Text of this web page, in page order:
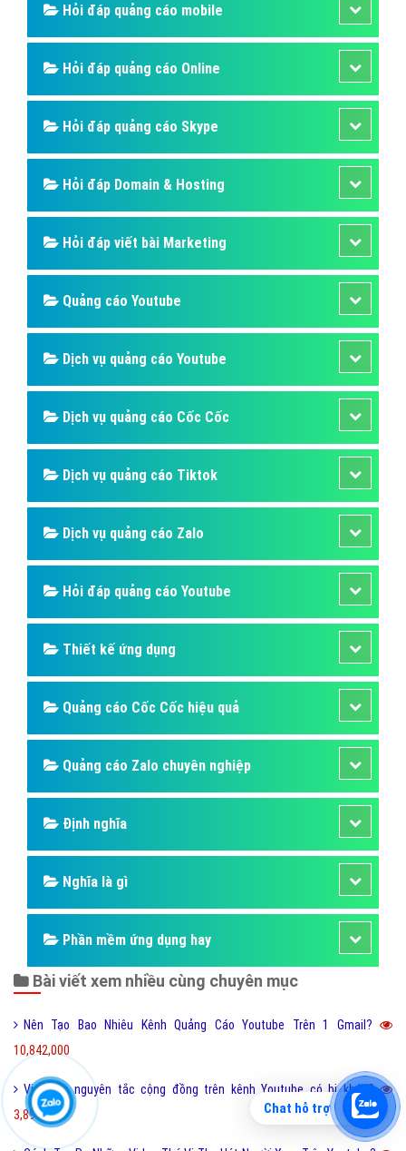
Hỏi đáp quảng cáo mobile
Hỏi đáp quảng cáo Online
Hỏi đáp quảng cáo Skype
Hỏi đáp Domain & Hosting
Hỏi đáp viết bài Marketing
Quảng cáo Youtube
Dịch vụ quảng cáo Youtube
Dịch vụ quảng cáo Cốc Cốc
Dịch vụ quảng cáo Tiktok
Dịch vụ quảng cáo Zalo
Hỏi đáp quảng cáo Youtube
Thiết kế ứng dụng
Quảng cáo Cốc Cốc hiệu quả
Quảng cáo Zalo chuyên nghiệp
Định nghĩa
Nghĩa là gì
Phần mềm ứng dụng hay
Bài viết xem nhiều cùng chuyên mục
Nên Tạo Bao Nhiêu Kênh Quảng Cáo Youtube Trên 1 Gmail?
10,842,000
Vi phạm nguyên tắc cộng đồng trên kênh Youtube có bị khóa?
3,899,000
Chat hỗ trợ